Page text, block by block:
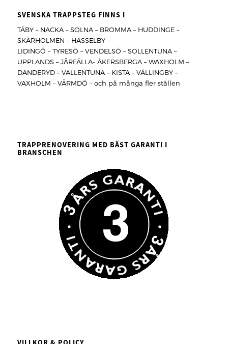
SVENSKA TRAPPSTEG FINNS I
TÄBY – NACKA – SOLNA – BROMMA – HUDDINGE –
SKÄRHOLMEN – HÄSSELBY –
LIDINGÖ – TYRESÖ – VENDELSÖ – SOLLENTUNA –
UPPLANDS – JÄRFÄLLA- ÅKERSBERGA – WAXHOLM –
DANDERYD – VALLENTUNA – KISTA – VÄLLINGBY –
VAXHOLM – VÄRMDÖ – och på många fler ställen
TRAPPRENOVERING MED BÄST GARANTI I
BRANSCHEN